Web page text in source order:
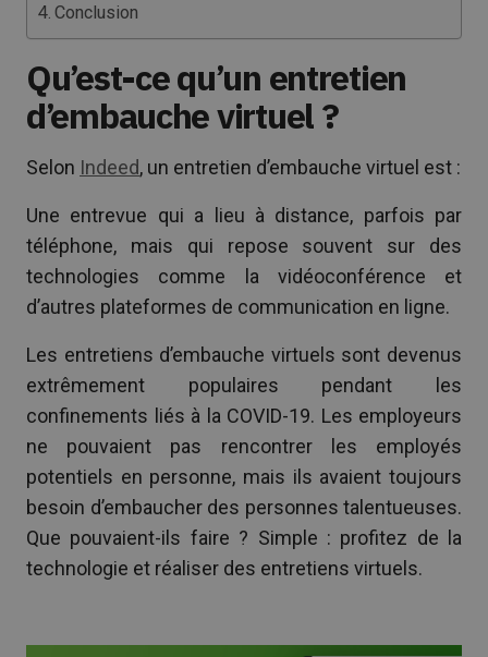
Conclusion
Qu’est-ce qu’un entretien
d’embauche virtuel ?
Selon Indeed, un entretien d’embauche virtuel est :
Une entrevue qui a lieu à distance, parfois par
téléphone, mais qui repose souvent sur des
technologies comme la vidéoconférence et
d’autres plateformes de communication en ligne.
Les entretiens d’embauche virtuels sont devenus
extrêmement populaires pendant les
confinements liés à la COVID-19. Les employeurs
ne pouvaient pas rencontrer les employés
potentiels en personne, mais ils avaient toujours
besoin d’embaucher des personnes talentueuses.
Que pouvaient-ils faire ? Simple : profitez de la
technologie et réaliser des entretiens virtuels.